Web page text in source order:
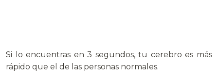
Si lo encuentras en 3 segundos, tu cerebro es más
rápido que el de las personas normales.